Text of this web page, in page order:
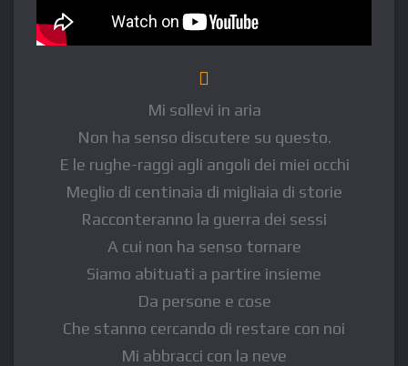
Mi sollevi in aria
Non ha senso discutere su questo.
E le rughe-raggi agli angoli dei miei occhi
Meglio di centinaia di migliaia di storie
Racconteranno la guerra dei sessi
A cui non ha senso tornare
Siamo abituati a partire insieme
Da persone e cose
Che stanno cercando di restare con noi
Mi abbracci con la neve